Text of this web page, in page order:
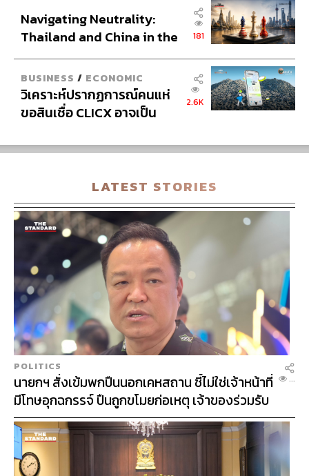
Krungsri Global Brands Equity Fund หรือ
KFGBRAND
กองทุน KFGBRAND ลงทุนในกองทุน Morgan Stanley
Investment Funds – Global Brands Fund ซึ่งเป็นกองทุนที่
คัดเลือกหุ้นของบริษัทต่างๆ ในประเทศที่พัฒนาแล้วทั่วโลก
ที่มีคุณภาพสูง มีความได้เปรียบทางการแข่งขันที่แข็งแกร่ง
ซึ่งถูกขับเคลื่อนโดยอำนาจการต่อรองด้านราคา ความ
สำเร็จและยากที่จะลอกเลียนแบบของสินทรัพย์ไม่มีตัวตน
เช่น แบรนด์สินค้า
อินโดนีเซีย
Navigating Neutrality:
Thailand and China in the
Age of a New Global
Order
181
BUSINESS / ECONOMIC
วิเคราะห์ปรากฏการณ์คนแห่
ขอสินเชื่อ CLICX อาจเป็น
ปัญหาหนี้ครัวเรือนไทยที่ถูก
2.6K
LATEST STORIES
POLITICS
นายกฯ สั่งเข้มพกปืนนอกเคหสถาน ชี้ไม่ใช่เจ้าหน้าที่
มีโทษอุกฉกรรจ์ ปืนถูกขโมยก่อเหตุ เจ้าของร่วมรับ
ผิด
...